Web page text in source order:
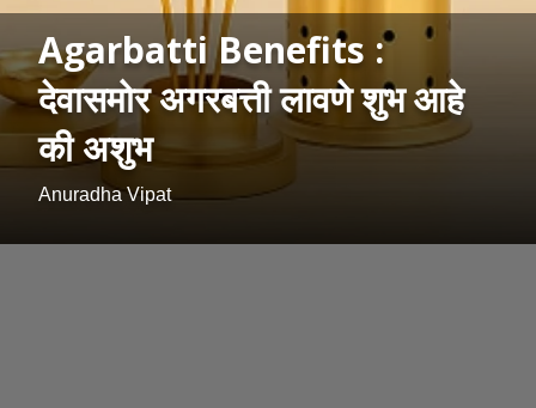
Agarbatti Benefits :
देवासमोर अगरबत्ती लावणे शुभ आहे
की अशुभ
Anuradha Vipat